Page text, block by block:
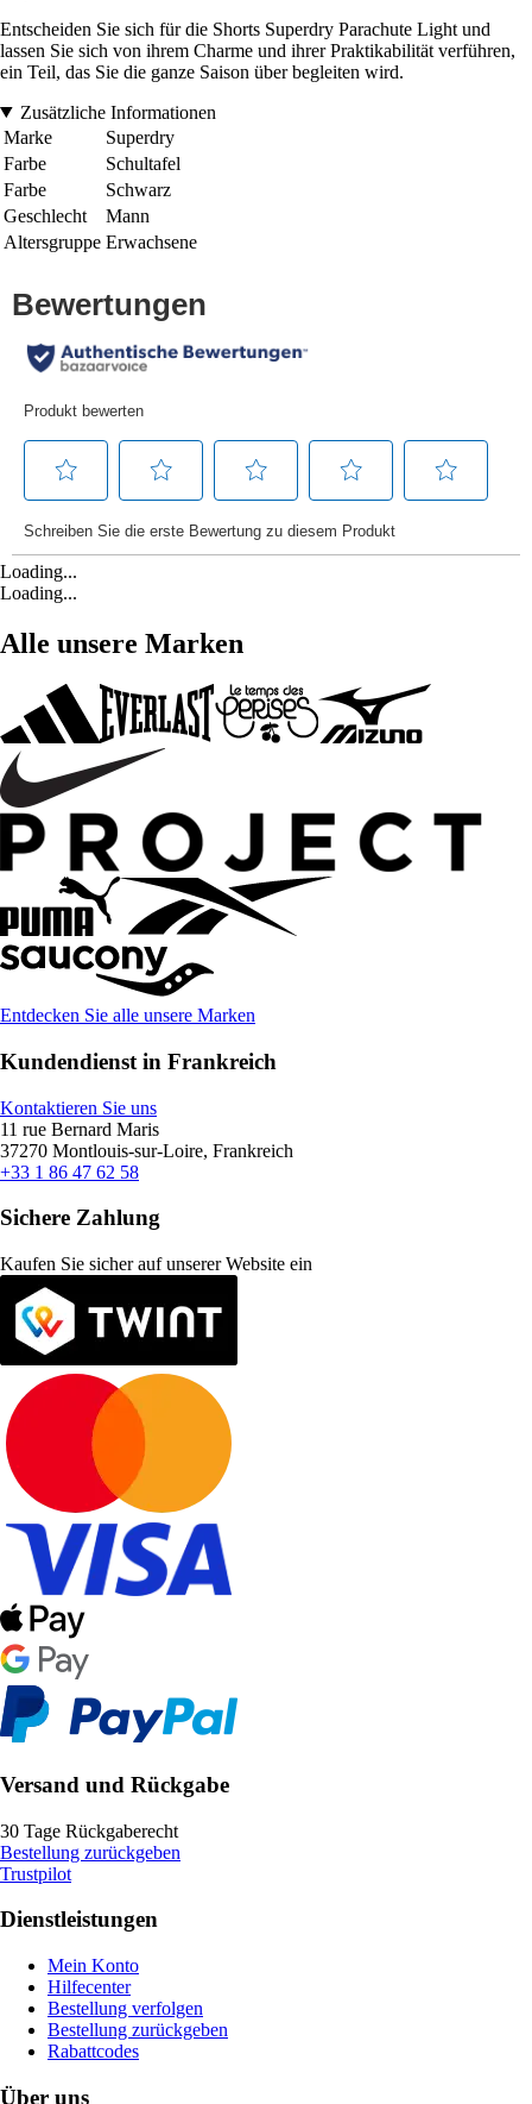
Entscheiden Sie sich für die Shorts Superdry Parachute Light und
lassen Sie sich von ihrem Charme und ihrer Praktikabilität verführen,
ein Teil, das Sie die ganze Saison über begleiten wird.
Zusätzliche Informationen
Marke
Superdry
Farbe
Schultafel
Farbe
Schwarz
Geschlecht
Mann
Altersgruppe Erwachsene
Loading...
Loading...
Alle unsere Marken
Entdecken Sie alle unsere Marken
Kundendienst in Frankreich
Kontaktieren Sie uns
11 rue Bernard Maris
37270 Montlouis-sur-Loire, Frankreich
+33 1 86 47 62 58
Sichere Zahlung
Kaufen Sie sicher auf unserer Website ein
Versand und Rückgabe
30 Tage Rückgaberecht
Bestellung zurückgeben
Trustpilot
Dienstleistungen
Mein Konto
Hilfecenter
Bestellung verfolgen
Bestellung zurückgeben
Rabattcodes
Über uns